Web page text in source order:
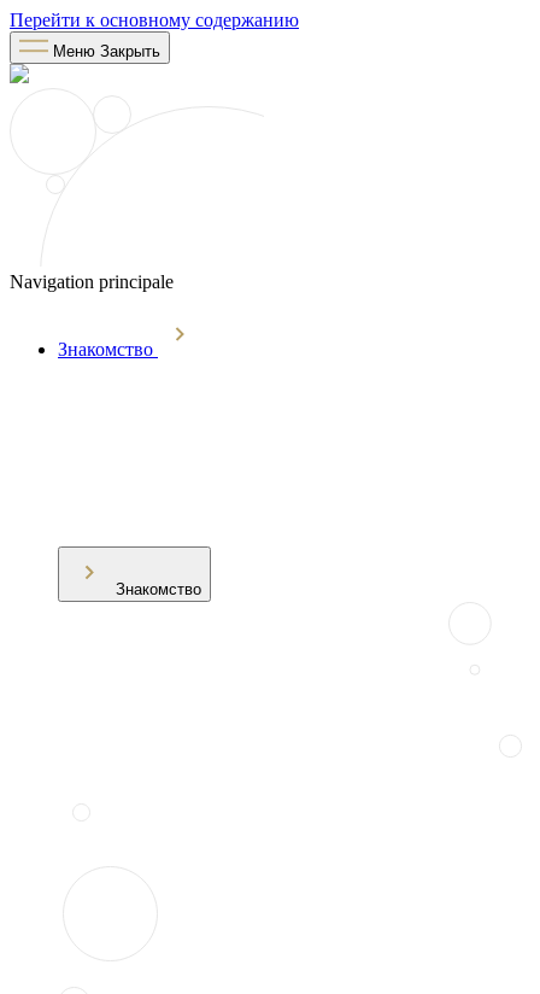
Перейти к основному содержанию
Меню Закрыть
Navigation principale
Знакомство
Знакомство